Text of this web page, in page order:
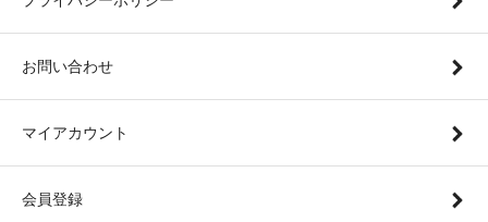
お問い合わせ
マイアカウント
会員登録